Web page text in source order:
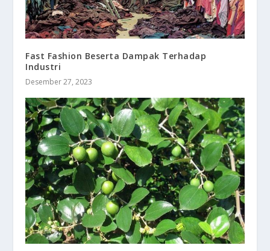
Fast Fashion Beserta Dampak Terhadap
Industri
Desember 27, 2023